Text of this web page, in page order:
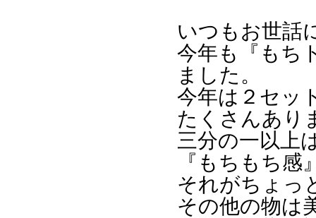
いつもお世話
今年も『もち
ました。
今年は２セッ
たくさんあり
三分の一以上
『もちもち
それがちょっ
その他の物は